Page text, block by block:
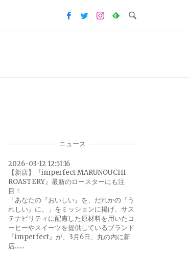
ニュース
2026-03-12 12:51:16
【新店】『imperfect MARUNOUCHI
ROASTERY』最新のロースターにも注
目！
「あなたの『おいしい』を、だれかの『う
れしい』に。」をミッションに掲げ、サス
テナビリティに配慮した原材料を用いたコ
ーヒーやスイーツを提供しているブランド
『imperfect』が、3月6日、丸の内に新
店......